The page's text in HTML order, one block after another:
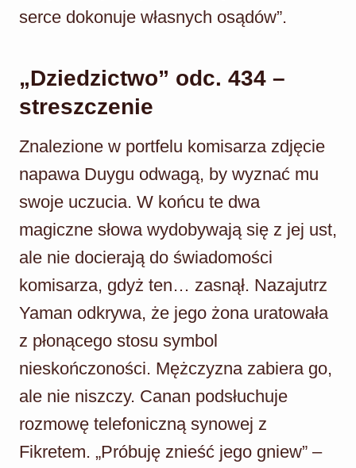
serce dokonuje własnych osądów”.
„Dziedzictwo” odc. 434 –
streszczenie
Znalezione w portfelu komisarza zdjęcie
napawa Duygu odwagą, by wyznać mu
swoje uczucia. W końcu te dwa
magiczne słowa wydobywają się z jej ust,
ale nie docierają do świadomości
komisarza, gdyż ten… zasnął. Nazajutrz
Yaman odkrywa, że jego żona uratowała
z płonącego stosu symbol
nieskończoności. Mężczyzna zabiera go,
ale nie niszczy. Canan podsłuchuje
rozmowę telefoniczną synowej z
Fikretem. „Próbuję znieść jego gniew” –